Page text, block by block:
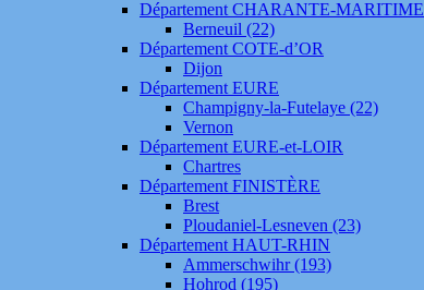
Département CHARANTE-MARITIME
Berneuil (22)
Département COTE-d’OR
Dijon
Département EURE
Champigny-la-Futelaye (22)
Vernon
Département EURE-et-LOIR
Chartres
Département FINISTÈRE
Brest
Ploudaniel-Lesneven (23)
Département HAUT-RHIN
Ammerschwihr (193)
Hohrod (195)